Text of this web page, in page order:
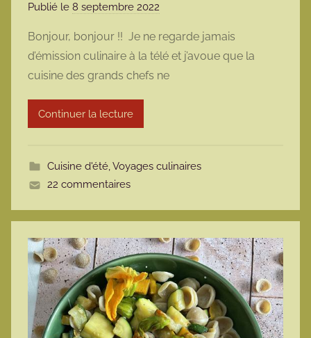
Publié le 8 septembre 2022
r
m
a
t
Bonjour, bonjour !! Je ne regarde jamais
d’émission culinaire à la télé et j’avoue que la
cuisine des grands chefs ne
Continuer la lecture
Cuisine d'été,Voyages culinaires
22 commentaires